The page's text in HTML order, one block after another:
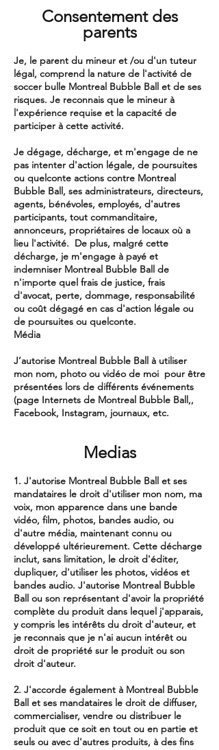
Consentement des
parents
Je, le parent du mineur et /ou d'un tuteur
légal, comprend la nature de l'activité de
soccer bulle Montreal Bubble Ball et de ses
risques. Je reconnais que le mineur à
l'expérience requise et la capacité de
participer à cette activité.
Je dégage, décharge, et m'engage de ne
pas intenter d'action légale, de poursuites
ou quelconte actions contre Montreal
Bubble Ball, ses administrateurs, directeurs,
agents, bénévoles, employés, d'autres
participants, tout commanditaire,
annonceurs, propriétaires de locaux où a
lieu l'activité. De plus, malgré cette
décharge, je m'engage à payé et
indemniser Montreal Bubble Ball de
n'importe quel frais de justice, frais
d'avocat, perte, dommage, responsabilité
ou coût dégagé en cas d'action légale ou
de poursuites ou quelconte.
Média
J’autorise Montreal Bubble Ball à utiliser
mon nom, photo ou vidéo de moi pour être
présentées lors de différents événements
(page Internets de Montreal Bubble Ball,,
Facebook, Instagram, journaux, etc.
Medias
1. J'autorise Montreal Bubble Ball et ses
mandataires le droit d'utiliser mon nom, ma
voix, mon apparence dans une bande
vidéo, film, photos, bandes audio, ou
d'autre média, maintenant connu ou
développé ultérieurement. Cette décharge
inclut, sans limitation, le droit d'éditer,
dupliquer, d'utiliser les photos, vidéos et
bandes audio. J'autorise Montreal Bubble
Ball ou son représentant d'avoir la propriété
complète du produit dans lequel j'apparais,
y compris les intérêts du droit d'auteur, et
je reconnais que je n'ai aucun intérêt ou
droit de propriété sur le produit ou son
droit d'auteur.
2. J'accorde également à Montreal Bubble
Ball et ses mandataires le droit de diffuser,
commercialiser, vendre ou distribuer le
produit que ce soit en tout ou en partie et
seuls ou avec d'autres produits, à des fins